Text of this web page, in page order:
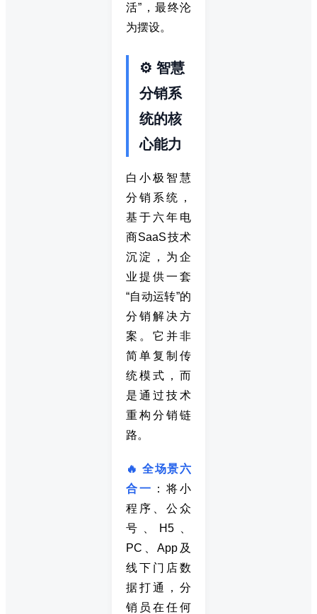
活”，最终沦
为摆设。
⚙️ 智慧
分销系
统的核
心能力
白小极智慧
分销系统，
基于六年电
商SaaS技术
沉淀，为企
业提供一套
“自动运转”的
分销解决方
案。它并非
简单复制传
统模式，而
是通过技术
重构分销链
路。
🔥 全场景六
合一 ：将小
程序、公众
号、H5、
PC、App及
线下门店数
据打通，分
销员在任何